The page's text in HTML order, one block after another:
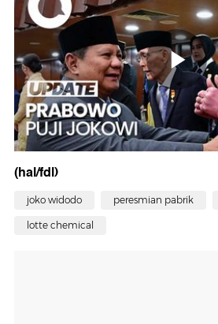
(hal/fdl)
joko widodo peresmian pabrik
lotte chemical